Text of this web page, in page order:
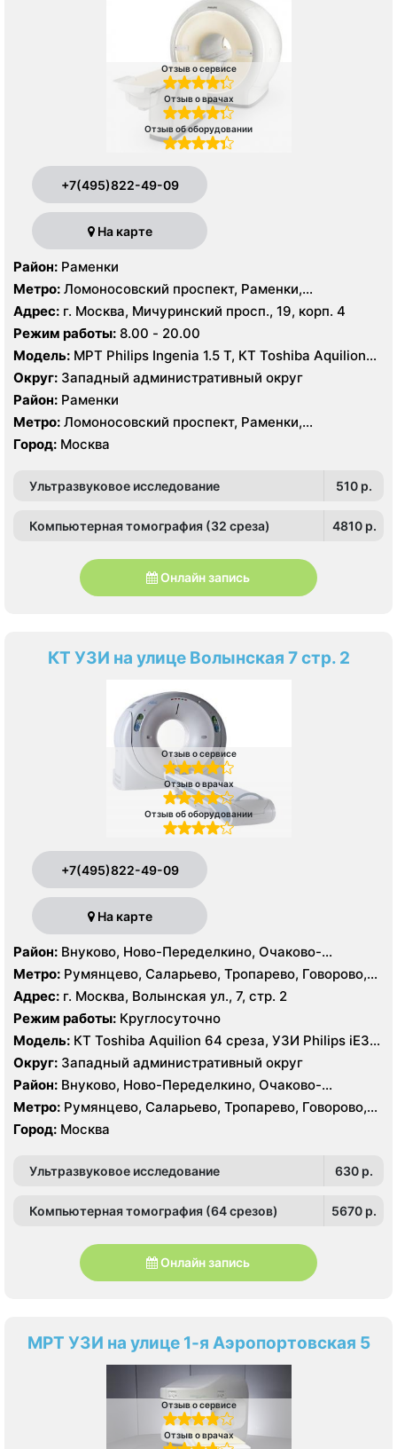
Отзыв о сервисе
Отзыв о врачах
Отзыв об оборудовании
+7(495)822-49-09
На карте
Район: Раменки
Метро: Ломоносовский проспект, Раменки,
Мичуринский проспект
Адрес: г. Москва, Мичуринский просп., 19, корп. 4
Режим работы: 8.00 - 20.00
Модель: МРТ Philips Ingenia 1.5 T, КТ Toshiba Aquilion
32 среза, УЗИ GE Logiq-9, Philips iU22
Округ: Западный административный округ
Район: Раменки
Метро: Ломоносовский проспект, Раменки,
Мичуринский проспект
Город: Москва
Ультразвуковое исследование 510 p.
Компьютерная томография (32 среза) 4810 p.
Онлайн запись
КТ УЗИ на улице Волынская 7 стр. 2
Отзыв о сервисе
Отзыв о врачах
Отзыв об оборудовании
+7(495)822-49-09
На карте
Район: Внуково, Ново-Переделкино, Очаково-
Матвеевское, Проспект Вернадского, Солнцево,
Тропарёво-Никулино
Метро: Румянцево, Саларьево, Тропарево, Говорово,
Рассказовка, Солнцево, Филатов Луг, Боровское
шоссе
Адрес: г. Москва, Волынская ул., 7, стр. 2
Режим работы: Круглосуточно
Модель: КТ Toshiba Aquilion 64 среза, УЗИ Philips iE33,
GE Logiq P6, Medison MySono U5
Округ: Западный административный округ
Район: Внуково, Ново-Переделкино, Очаково-
Матвеевское, Проспект Вернадского, Солнцево,
Тропарёво-Никулино
Метро: Румянцево, Саларьево, Тропарево, Говорово,
Рассказовка, Солнцево, Филатов Луг, Боровское
шоссе
Город: Москва
Ультразвуковое исследование 630 p.
Компьютерная томография (64 срезов) 5670 p.
Онлайн запись
МРТ УЗИ на улице 1-я Аэропортовская 5
Отзыв о сервисе
Отзыв о врачах